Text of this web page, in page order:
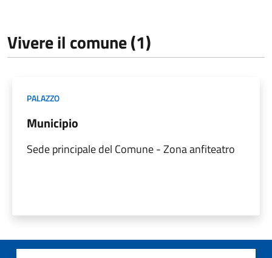
Vivere il comune (1)
PALAZZO
Municipio
Sede principale del Comune - Zona anfiteatro